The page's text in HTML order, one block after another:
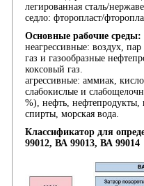
легированная сталь/
седло: фторопласт/
Основные рабочие среды:
неагрессивные: воздух,
газ и газообразные
коксовый газ.
агрессивные: аммиак,
слабокислые и
%), нефть, нефтепродукты,
спирты, морская вода.
Классификатор для
99012, ВА 99013, ВА 99014